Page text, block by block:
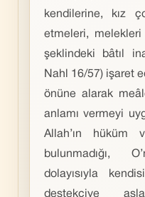
kendilerine, kız
etmeleri, melekleri
şeklindeki bâtıl
Nahl 16/57) işaret
önüne alarak
anlamı vermeyi
Allah’ın hüküm
bulunmadığı,
dolayısıyla
destekçiye